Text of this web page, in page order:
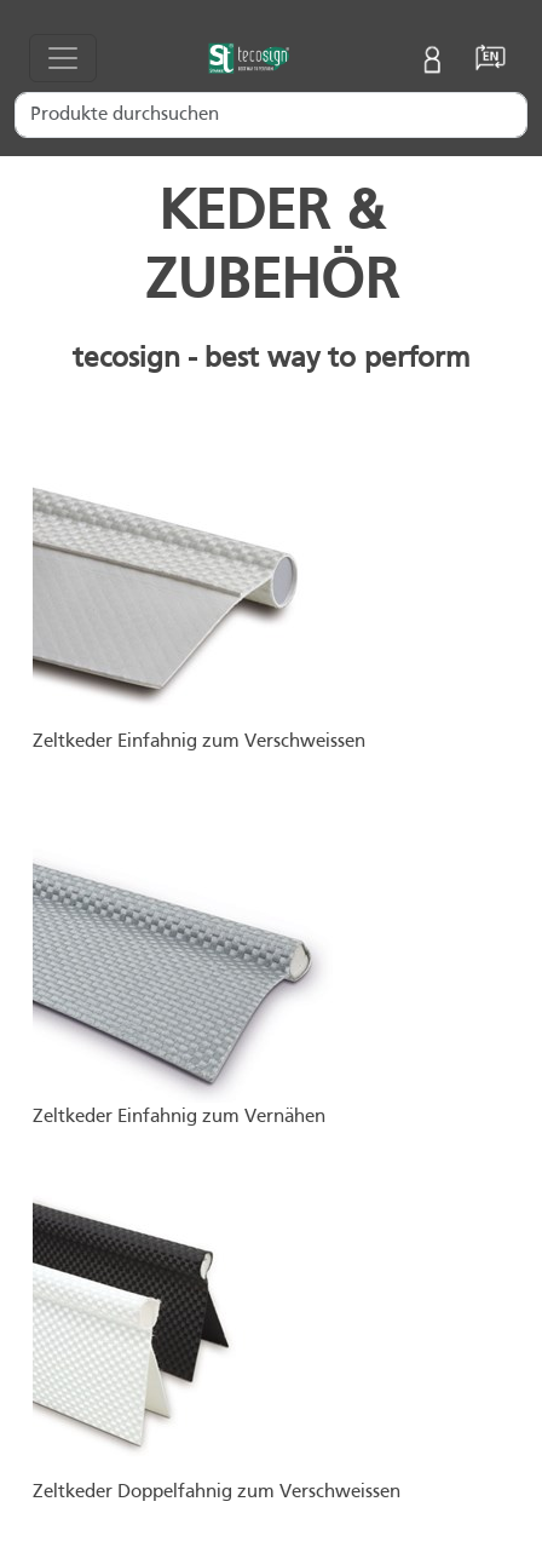
KEDER &
ZUBEHÖR
tecosign - best way to perform
Zeltkeder Einfahnig zum Verschweissen
Zeltkeder Einfahnig zum Vernähen
Zeltkeder Doppelfahnig zum Verschweissen